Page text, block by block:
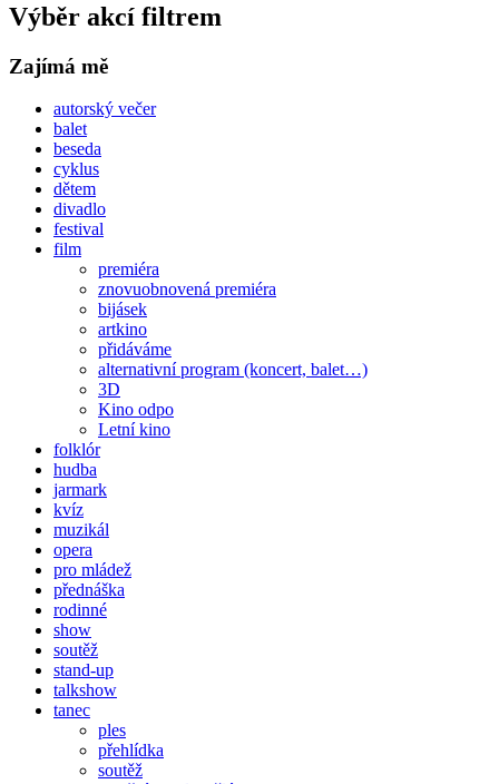
Výběr akcí filtrem
Zajímá mě
autorský večer
balet
beseda
cyklus
dětem
divadlo
festival
film
premiéra
znovuobnovená premiéra
bijásek
artkino
přidáváme
alternativní program (koncert, balet…)
3D
Kino odpo
Letní kino
folklór
hudba
jarmark
kvíz
muzikál
opera
pro mládež
přednáška
rodinné
show
soutěž
stand-up
talkshow
tanec
ples
přehlídka
soutěž